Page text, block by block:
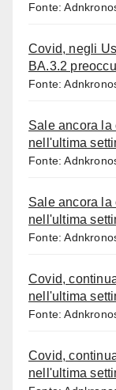
Fonte:
Covid, negli
BA.3.2
Fonte:
Sale ancora la
nell'ultima
Fonte:
Sale ancora la
nell'ultima
Fonte:
Covid,
nell'ultima
Fonte:
Covid,
nell'ultima